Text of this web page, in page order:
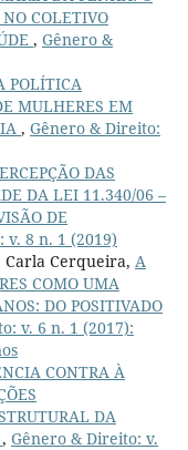
NO COLETIVO
, Gênero &
POLÍTICA
MULHERES EM
, Gênero & Direito:
DAS
DA LEI 11.340/06 –
DE
8 n. 1 (2019)
Carla Cerqueira, A
COMO UMA
DO POSITIVADO
v. 6 n. 1 (2017):
CONTRA À
DA
, Gênero & Direito: v.